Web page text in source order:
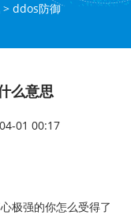
a
>ddos防御
么意思
01 00:17
极强的你怎么受得了